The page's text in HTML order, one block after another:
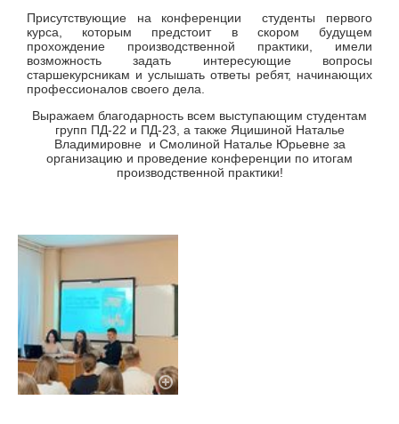
Присутствующие на конференции студенты первого
курса, которым предстоит в скором будущем
прохождение производственной практики, имели
возможность задать интересующие вопросы
старшекурсникам и услышать ответы ребят, начинающих
профессионалов своего дела.
Выражаем благодарность всем выступающим студентам
групп ПД-22 и ПД-23, а также Яцишиной Наталье
Владимировне и Смолиной Наталье Юрьевне за
организацию и проведение конференции по итогам
производственной практики!